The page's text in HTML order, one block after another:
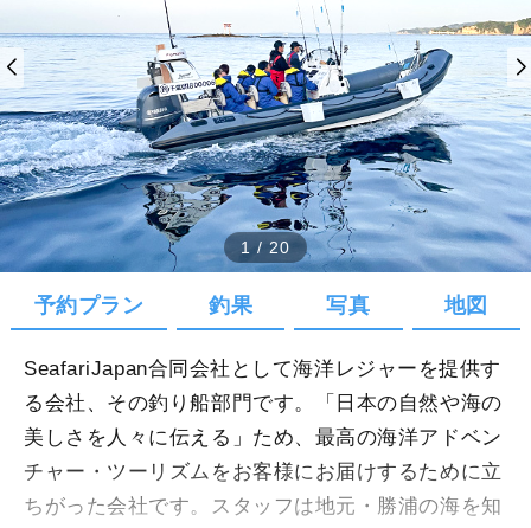
1 / 20
予約プラン 釣果 写真 地図
SeafariJapan合同会社として海洋レジャーを提供す
る会社、その釣り船部門です。「日本の自然や海の
美しさを人々に伝える」ため、最高の海洋アドベン
チャー・ツーリズムをお客様にお届けするために立
ちがった会社です。スタッフは地元・勝浦の海を知